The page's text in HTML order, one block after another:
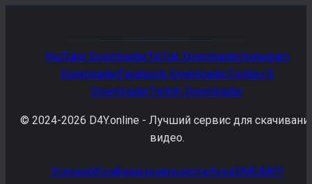
YouTube DownloaderTikTok DownloaderInstagram
DownloaderFacebook DownloaderTwitter/X
DownloaderTwitch Downloader
© 2024-2026 D4Y.online - Лучший сервис для
видео.
УсловияКонфиденциальностьКукиDMCAAPI